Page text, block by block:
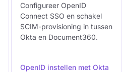
Configureer OpenID
Connect SSO en schakel
SCIM-provisioning in tussen
Okta en Document360.
OpenID instellen met Okta